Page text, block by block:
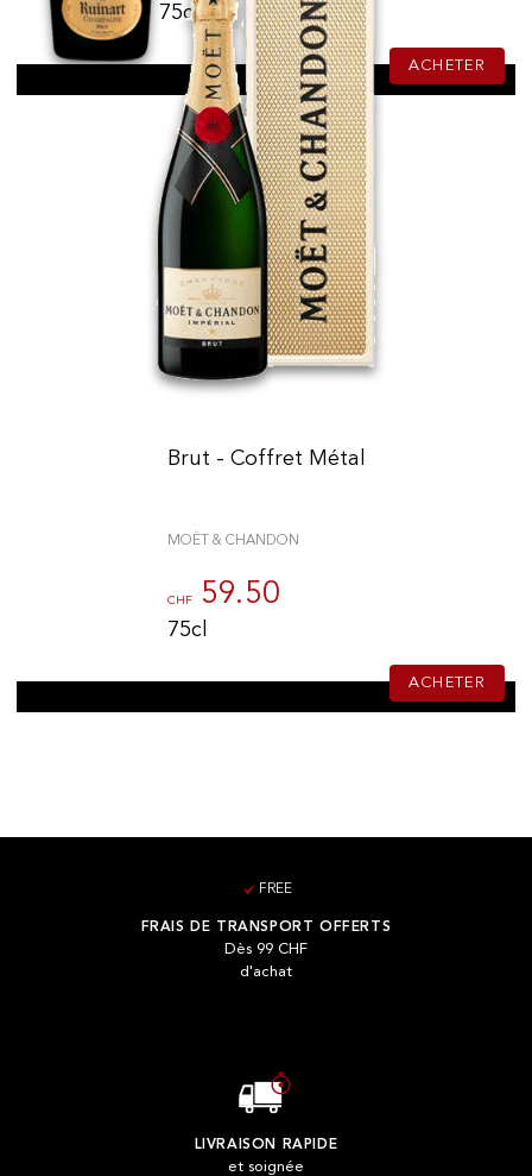
75cl
ACHETER
Brut - Coffret Métal
MOËT & CHANDON
CHF59.50
75cl
ACHETER
FREE
FRAIS DE TRANSPORT OFFERTS
Dès 99 CHF
d'achat
LIVRAISON RAPIDE
et soignée